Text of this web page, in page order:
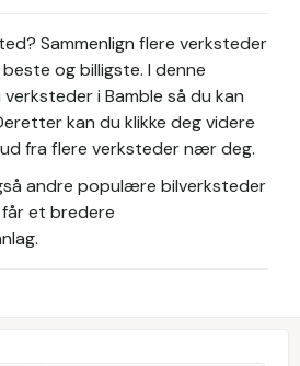
Sammenlign flere verksteder
og billigste. I denne
i Bamble så du kan
kan du klikke deg videre
fra flere verksteder nær deg.
andre populære bilverksteder
et bredere